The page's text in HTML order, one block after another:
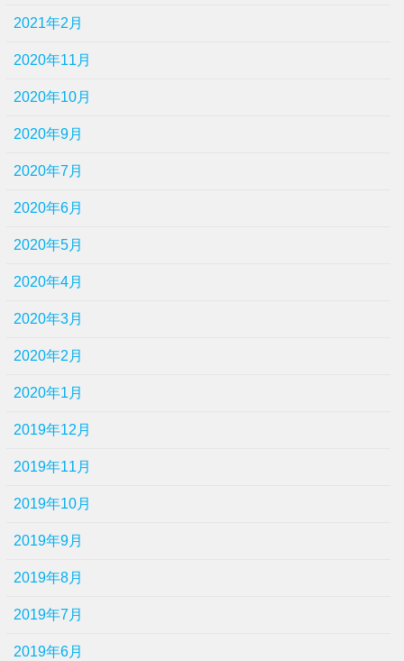
2021年2月
2020年11月
2020年10月
2020年9月
2020年7月
2020年6月
2020年5月
2020年4月
2020年3月
2020年2月
2020年1月
2019年12月
2019年11月
2019年10月
2019年9月
2019年8月
2019年7月
2019年6月